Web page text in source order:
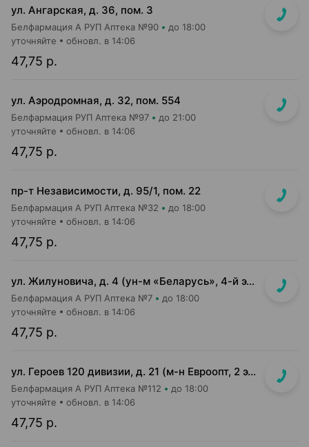
ул. Ангарская, д. 36, пом. 3
Белфармация А РУП Аптека №90 до 18:00
47,75 р.
уточняйте обновл. в 14:06
ул. Аэродромная, д. 32, пом. 554
Белфармация РУП Аптека №97 до 21:00
47,75 р.
уточняйте обновл. в 14:06
пр-т Независимости, д. 95/1, пом. 22
Белфармация А РУП Аптека №32 до 18:00
47,75 р.
уточняйте обновл. в 14:06
ул. Жилуновича, д. 4 (ун-м «Беларусь», 4-й этаж)
Белфармация А РУП Аптека №7 до 18:00
47,75 р.
уточняйте обновл. в 14:06
ул. Героев 120 дивизии, д. 21 (м-н Евроопт, 2 этаж)
Белфармация А РУП Аптека №112 до 18:00
47,75 р.
уточняйте обновл. в 14:06